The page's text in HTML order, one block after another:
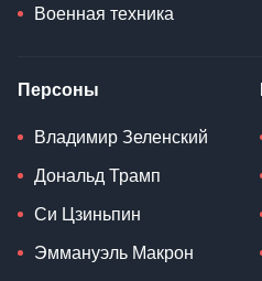
Военная техника
Персоны
Владимир Зеленский
Дональд Трамп
Си Цзиньпин
Эммануэль Макрон